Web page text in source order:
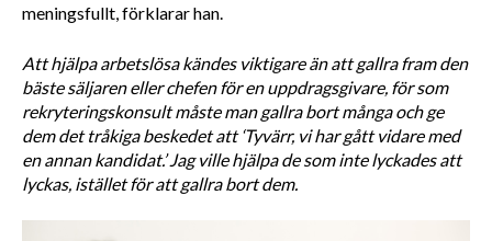
meningsfullt, förklarar han.
Att hjälpa arbetslösa kändes viktigare än att gallra fram den
bäste säljaren eller chefen för en uppdragsgivare, för som
rekryteringskonsult måste man gallra bort många och ge
dem det tråkiga beskedet att ‘Tyvärr, vi har gått vidare med
en annan kandidat.’ Jag ville hjälpa de som inte lyckades att
lyckas, istället för att gallra bort dem.